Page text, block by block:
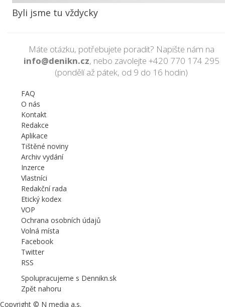
Byli jsme tu vždycky
Máte otázku, potřebujete poradit? Napište nám na
info@denikn.cz, nebo zavolejte +420 770 174 295
(pondělí až pátek, od 9 do 16 hodin)
FAQ
O nás
Kontakt
Redakce
Aplikace
Tištěné noviny
Archiv vydání
Inzerce
Vlastníci
Redakční rada
Etický kodex
VOP
Ochrana osobních údajů
Volná místa
Facebook
Twitter
RSS
Spolupracujeme s Dennikn.sk
Zpět nahoru
Copyright © N media a.s.